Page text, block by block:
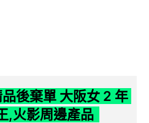
後棄單 大阪女 2 年
,火影周邊產品